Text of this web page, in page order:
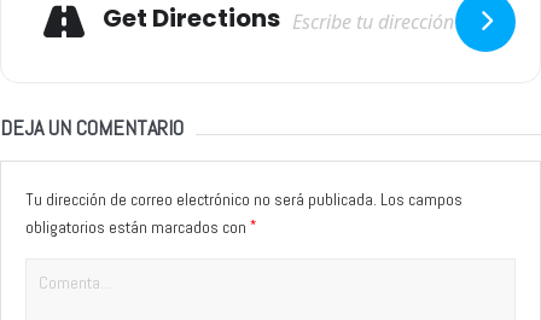
Get Directions
DEJA UN COMENTARIO
Tu dirección de correo electrónico no será publicada. Los campos
obligatorios están marcados con *